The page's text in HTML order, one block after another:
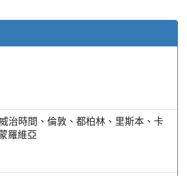
治時間、倫敦、都柏林、里斯本、卡
羅維亞